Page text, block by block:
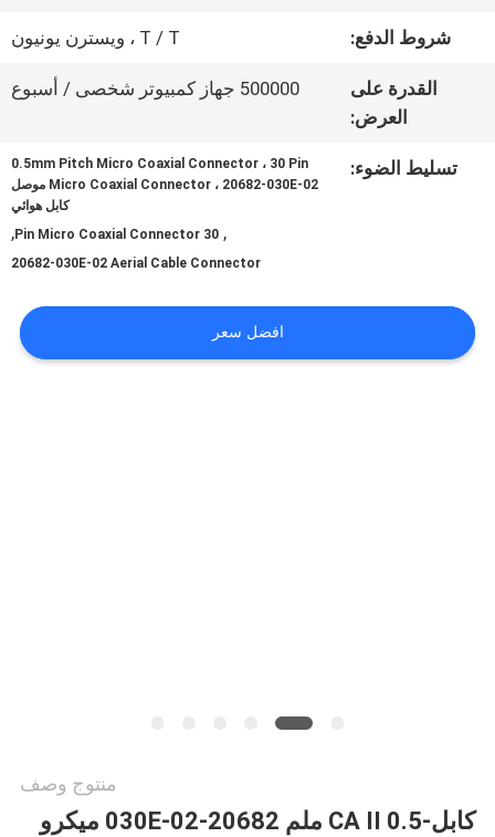
أخبار
القضايا
اقتباس
شروط الدفع: T / T ، ويسترن يونيون
القدرة على
العرض:
500000 جهاز كمبيوتر شخصى / أسبوع
تسليط الضوء:
0.5mm Pitch Micro Coaxial Connector ، 30 Pin
Micro Coaxial Connector ، 20682-030E-02 موصل
كابل هوائي
,
30 Pin Micro Coaxial Connector
,
20682-030E-02 Aerial Cable Connector
افضل سعر
منتوج وصف
كابل-CA II 0.5 ملم 20682-030E-02 ميكرو